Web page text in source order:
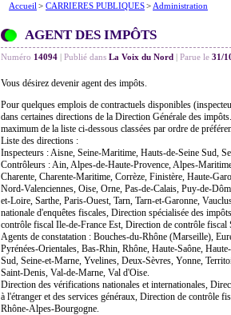
Accueil > CARRIERES PUBLIQUES> Administration
AGENT DES IMPÔTS
Numéro 14094 | Publié dans La Voix du Nord | Parue le 31/
Vous désirez devenir agent des impôts.
Pour quelques emplois de contractuels disponibles
dans certaines directions de la Direction Générale des
maximum de la liste ci-dessous classées par ordre de
Liste des directions :
Inspecteurs : Aisne, Seine-Maritime, Hauts-de-Seine Sud,
Contrôleurs : Ain, Alpes-de-Haute-Provence, Alpes-
Charente, Charente-Maritime, Corrèze, Finistère, Haute-
Nord-Valenciennes, Oise, Orne, Pas-de-Calais, Puy-de-
et-Loire, Sarthe, Paris-Ouest, Tarn, Tarn-et-Garonne,
nationale d'enquêtes fiscales, Direction spécialisée des
contrôle fiscal Ile-de-France Est, Direction de contrôle
Agents de constatation : Bouches-du-Rhône (Marseille),
Pyrénées-Orientales, Bas-Rhin, Rhône, Haute-Saône,
Sud, Seine-et-Marne, Yvelines, Deux-Sèvres, Yonne,
Saint-Denis, Val-de-Marne, Val d'Oise.
Direction des vérifications nationales et internationales,
à l'étranger et des services généraux, Direction de contrôle
Rhône-Alpes-Bourgogne.